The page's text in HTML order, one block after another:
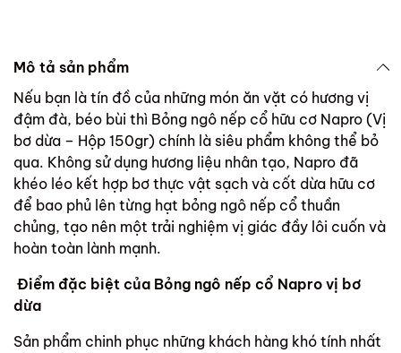
Mô tả sản phẩm
Nếu bạn là tín đồ của những món ăn vặt có hương vị
đậm đà, béo bùi thì Bỏng ngô nếp cổ hữu cơ Napro (Vị
bơ dừa – Hộp 150gr) chính là siêu phẩm không thể bỏ
qua. Không sử dụng hương liệu nhân tạo, Napro đã
khéo léo kết hợp bơ thực vật sạch và cốt dừa hữu cơ
để bao phủ lên từng hạt bỏng ngô nếp cổ thuần
chủng, tạo nên một trải nghiệm vị giác đầy lôi cuốn và
hoàn toàn lành mạnh.
Điểm đặc biệt của Bỏng ngô nếp cổ Napro vị bơ
dừa
Sản phẩm chinh phục những khách hàng khó tính nhất